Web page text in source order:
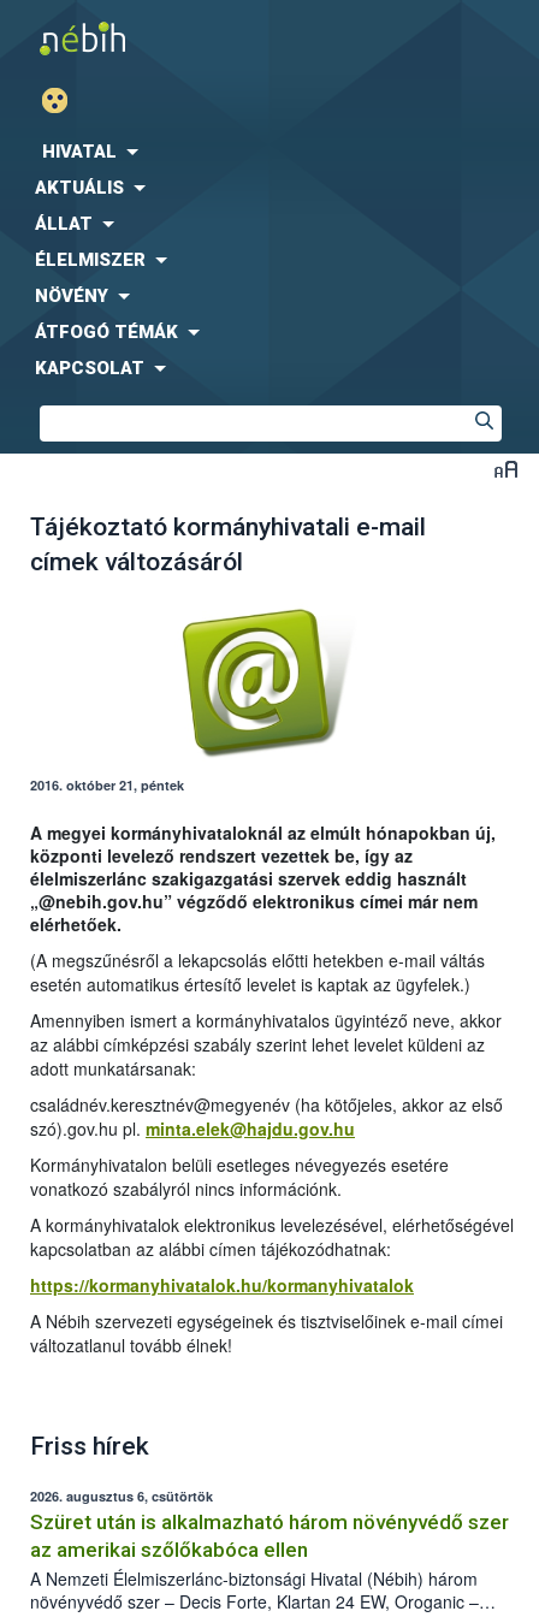
HIVATAL
AKTUÁLIS
ÁLLAT
ÉLELMISZER
NÖVÉNY
ÁTFOGÓ TÉMÁK
KAPCSOLAT
Tájékoztató kormányhivatali e-mail
címek változásáról
2016. október 21, péntek
A megyei kormányhivataloknál az elmúlt hónapokban új,
központi levelező rendszert vezettek be, így az
élelmiszerlánc szakigazgatási szervek eddig használt
„@nebih.gov.hu” végződő elektronikus címei már nem
elérhetőek.
(A megszűnésről a lekapcsolás előtti hetekben e-mail váltás
esetén automatikus értesítő levelet is kaptak az ügyfelek.)
Amennyiben ismert a kormányhivatalos ügyintéző neve, akkor
az alábbi címképzési szabály szerint lehet levelet küldeni az
adott munkatársanak:
családnév.keresztnév@megyenév (ha kötőjeles, akkor az első
szó).gov.hu pl. minta.elek@hajdu.gov.hu
Kormányhivatalon belüli esetleges névegyezés esetére
vonatkozó szabályról nincs információnk.
A kormányhivatalok elektronikus levelezésével, elérhetőségével
kapcsolatban az alábbi címen tájékozódhatnak:
https://kormanyhivatalok.hu/kormanyhivatalok
A Nébih szervezeti egységeinek és tisztviselőinek e-mail címei
változatlanul tovább élnek!
Friss hírek
2026. augusztus 6, csütörtök
Szüret után is alkalmazható három növényvédő szer
az amerikai szőlőkabóca ellen
A Nemzeti Élelmiszerlánc-biztonsági Hivatal (Nébih) három
növényvédő szer – Decis Forte, Klartan 24 EW, Oroganic –